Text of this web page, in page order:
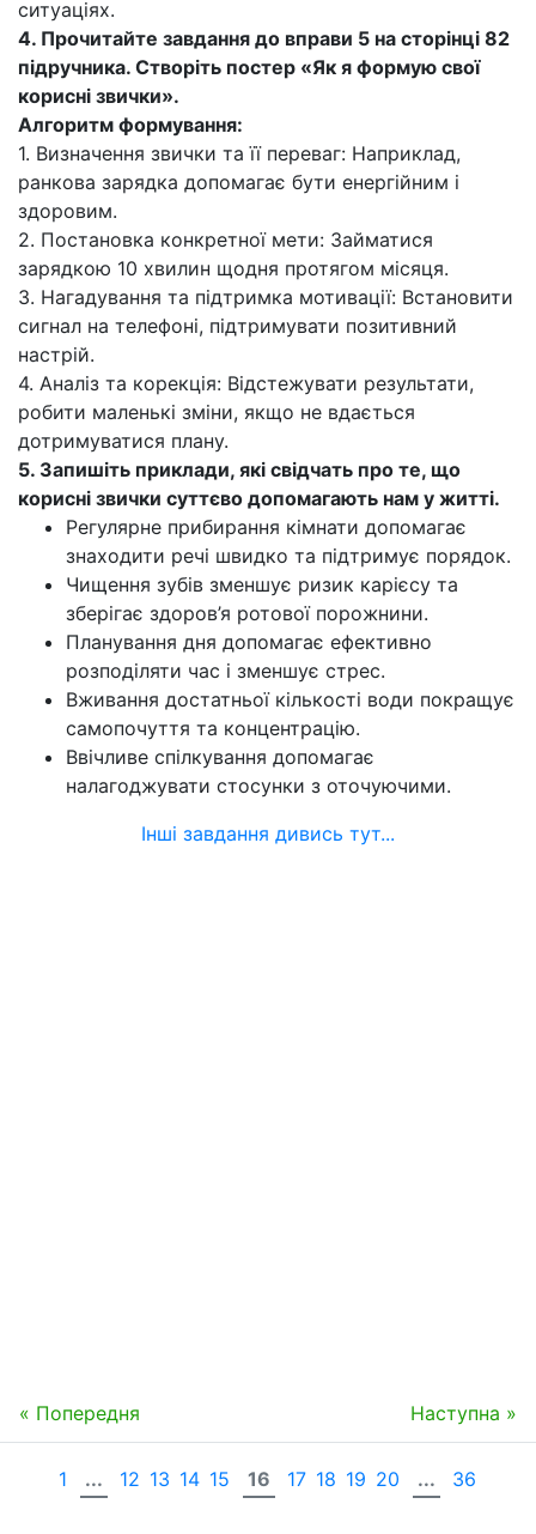
ситуаціях.
4. Прочитайте завдання до вправи 5 на сторінці 82
підручника. Створіть постер «Як я формую свої
корисні звички».
Алгоритм формування:
1. Визначення звички та її переваг: Наприклад,
ранкова зарядка допомагає бути енергійним і
здоровим.
2. Постановка конкретної мети: Займатися
зарядкою 10 хвилин щодня протягом місяця.
3. Нагадування та підтримка мотивації: Встановити
сигнал на телефоні, підтримувати позитивний
настрій.
4. Аналіз та корекція: Відстежувати результати,
робити маленькі зміни, якщо не вдається
дотримуватися плану.
5. Запишіть приклади, які свідчать про те, що
корисні звички суттєво допомагають нам у житті.
Регулярне прибирання кімнати допомагає
знаходити речі швидко та підтримує порядок.
Чищення зубів зменшує ризик карієсу та
зберігає здоров’я ротової порожнини.
Планування дня допомагає ефективно
розподіляти час і зменшує стрес.
Вживання достатньої кількості води покращує
самопочуття та концентрацію.
Ввічливе спілкування допомагає
налагоджувати стосунки з оточуючими.
Інші завдання дивись тут...
« Попередня Наступна »
1 ... 12 13 14 15 16 17 18 19 20 ... 36